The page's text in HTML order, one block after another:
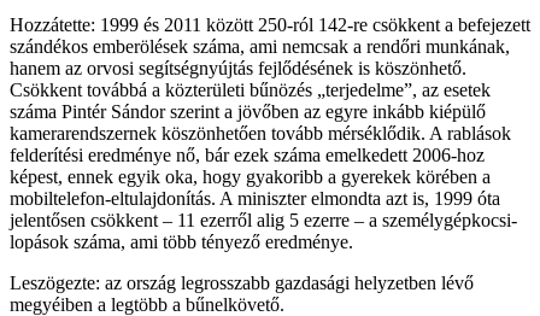
Hozzátette: 1999 és 2011 között 250-ról 142-re csökkent a befejezett
szándékos emberölések száma, ami nemcsak a rendőri munkának,
hanem az orvosi segítségnyújtás fejlődésének is köszönhető.
Csökkent továbbá a közterületi bűnözés „terjedelme”, az esetek
száma Pintér Sándor szerint a jövőben az egyre inkább kiépülő
kamerarendszernek köszönhetően tovább mérséklődik. A rablások
felderítési eredménye nő, bár ezek száma emelkedett 2006-hoz
képest, ennek egyik oka, hogy gyakoribb a gyerekek körében a
mobiltelefon-eltulajdonítás. A miniszter elmondta azt is, 1999 óta
jelentősen csökkent – 11 ezerről alig 5 ezerre – a személygépkocsi-
lopások száma, ami több tényező eredménye.
Leszögezte: az ország legrosszabb gazdasági helyzetben lévő
megyéiben a legtöbb a bűnelkövető.